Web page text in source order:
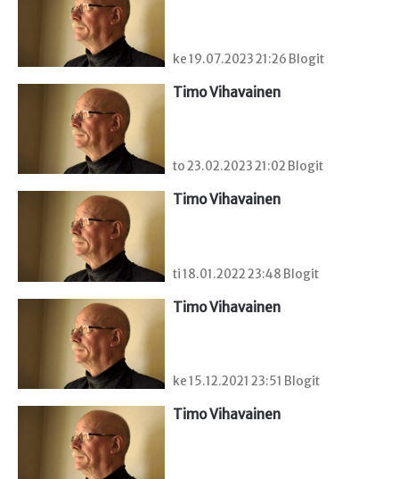
ke 19.07.2023 21:26 Blogit
Timo Vihavainen
to 23.02.2023 21:02 Blogit
Timo Vihavainen
ti 18.01.2022 23:48 Blogit
Timo Vihavainen
ke 15.12.2021 23:51 Blogit
Timo Vihavainen